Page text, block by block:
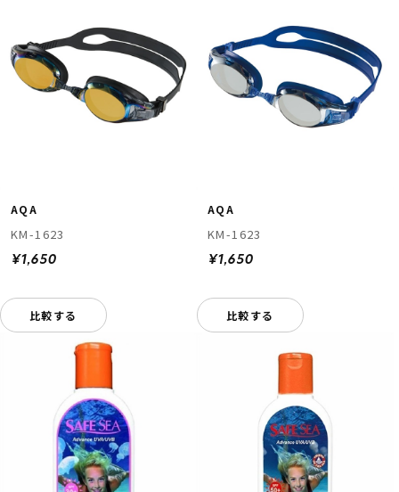
AQA
KM-1623
¥1,650
比較する
AQA
KM-1623
¥1,650
比較する